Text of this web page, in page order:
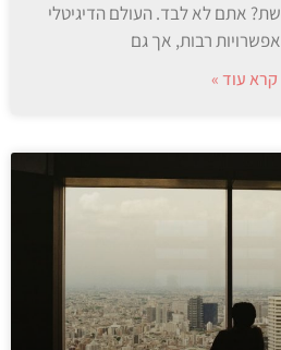
אתם לא לבד. העולם הדיגיטלי
רבות, אך גם
קרא עוד »